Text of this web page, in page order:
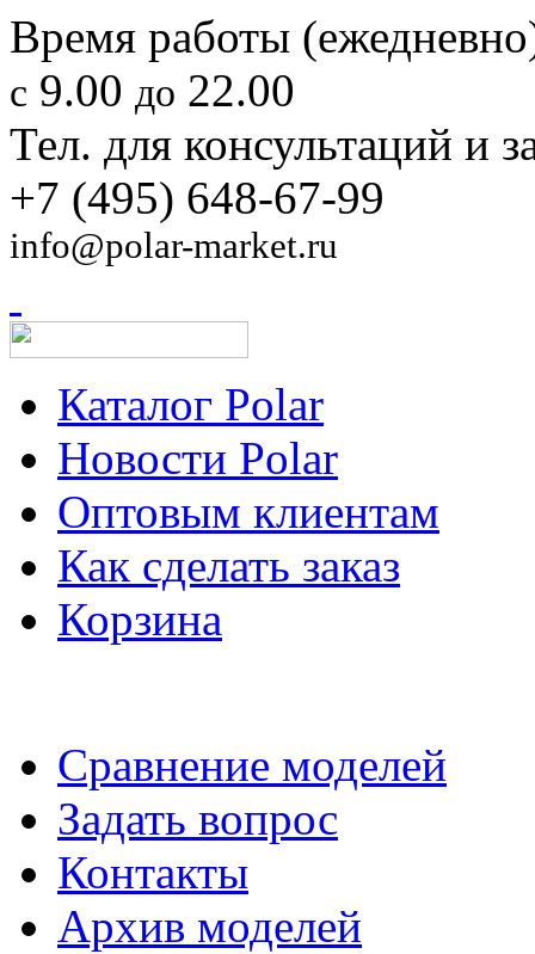
Время работы
с 9.00 до 22.00
Тел. для консультаций и
+7 (495) 648-67-99
info@polar-market.ru
Каталог Polar
Новости Polar
Оптовым клиентам
Как сделать заказ
Корзина
Сравнение моделей
Задать вопрос
Контакты
Архив моделей